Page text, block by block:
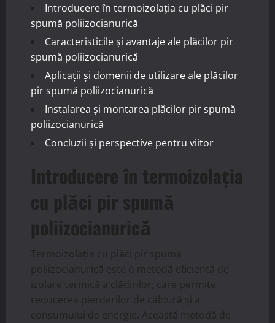
Introducere în termoizolația cu plăci pir
spumă poliizocianurică
Caracteristicile și avantaje ale plăcilor pir
spumă poliizocianurică
Aplicații și domenii de utilizare ale plăcilor
pir spumă poliizocianurică
Instalarea și montarea plăcilor pir spumă
poliizocianurică
Concluzii și perspective pentru viitor
Introducere în termoizolația
cu plăci pir spumă
poliizocianurică
Termoizolația cu plăci pir spumă
poliizocianurică este o metodă eficientă de
izolare termică a clădirilor, care permite
reducerea pierderilor de căldură și a
consumului de energie. Această metodă de